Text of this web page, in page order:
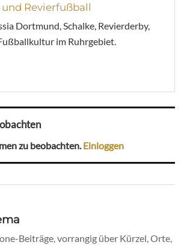
und Revierfußball
Dortmund, Schalke, Revierderby,
im Ruhrgebiet.
zu beobachten.Einloggen
Beiträge, vorrangig über Kürzel, Orte,